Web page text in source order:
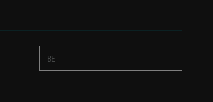
BE